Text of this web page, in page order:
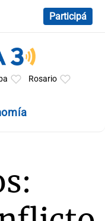
Participá
Rosario